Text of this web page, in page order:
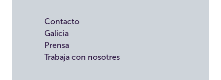
Contacto
Galicia
Prensa
Trabaja con nosotres